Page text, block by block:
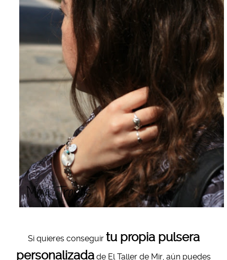
Si quieres conseguir tu propia pulsera
personalizada de El Taller de Mir, aún puedes